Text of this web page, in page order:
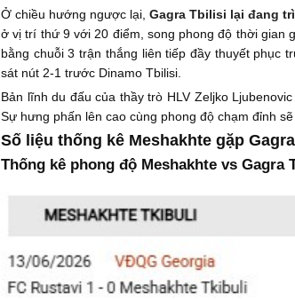
Ở chiều hướng ngược lại,Gagra Tbilisi lại đang
ở vị trí thứ 9 với 20 điểm, song phong độ thời gian
bằng chuỗi 3 trận thắng liên tiếp đầy thuyết phục
sát nút 2-1 trước Dinamo Tbilisi.
Bản lĩnh du đấu của thầy trò HLV Zeljko
Sự hưng phấn lên cao cùng phong độ chạm đỉnh
Số liệu thống kê Meshakhte gặp
Thống kê phong độ Meshakhte vs Gagra